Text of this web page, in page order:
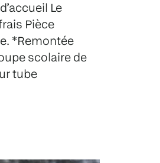
Le
Pièce
*Remontée
scolaire de
tube